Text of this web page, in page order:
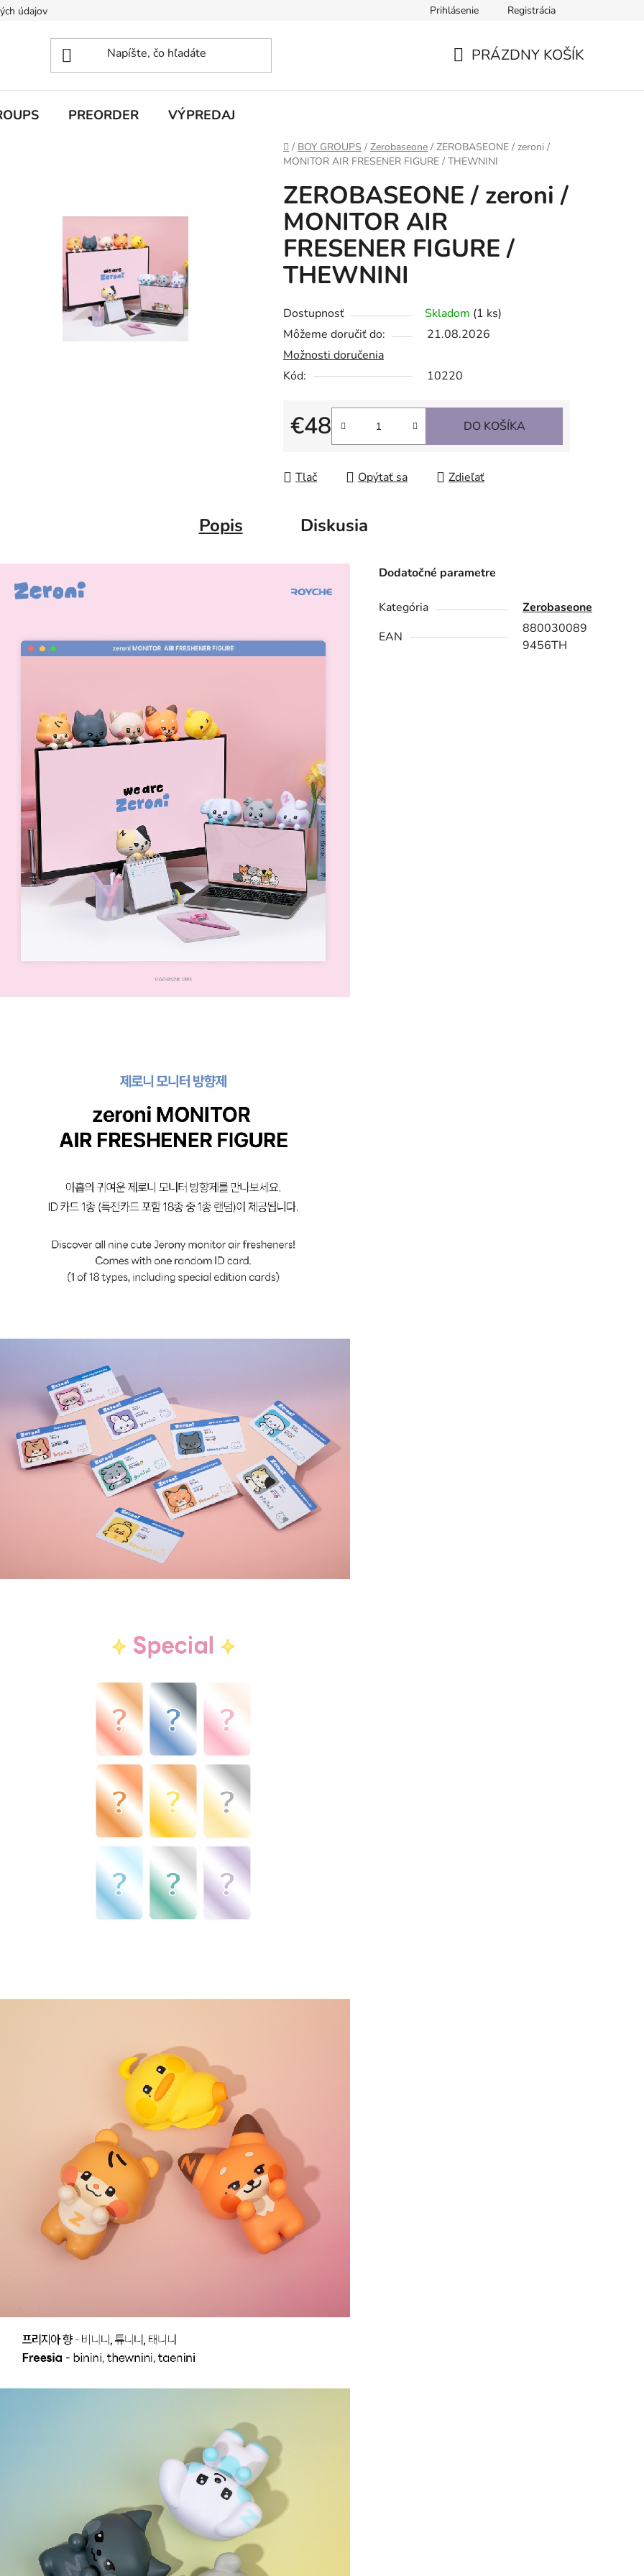
údajov Prihlásenie Registrácia
PRÁZDNY KOŠÍK
PREORDER VÝPREDAJ
Domov
/ BOY GROUPS / Zerobaseone / ZEROBASEONE / zeroni /
MONITOR AIR FRESENER FIGURE / THEWNINI
ZEROBASEONE / zeroni /
MONITOR AIR
FRESENER FIGURE /
THEWNINI
Dostupnosť Skladom (1 ks)
Môžeme doručiť do:
21.08.2026
Možnosti doručenia
Kód:
10220
€48
Jednotková cena:
DO KOŠÍKA
Tlač Opýtať sa Zdieľať
Popis Diskusia
Dodatočné parametre
Kategória
Zerobaseone
EAN
880030089
9456TH